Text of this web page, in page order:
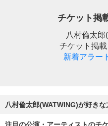
チケット掲
八村倫太郎
チケット掲
新着アラー
八村倫太郎(WATWING)が好き